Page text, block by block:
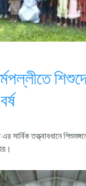
ধর্মপল্লীতে
সার্বিক তত্ত্বাবধানে